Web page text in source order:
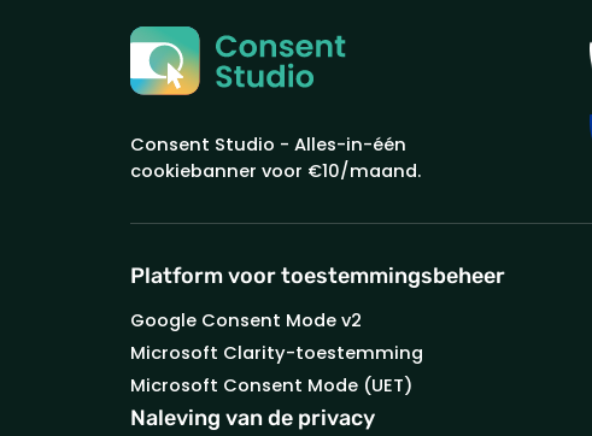
Consent Studio - Alles-in-één
cookiebanner voor €10/maand.
Platform voor toestemmingsbeheer
Google Consent Mode v2
Microsoft Clarity-toestemming
Microsoft Consent Mode (UET)
Naleving van de privacy